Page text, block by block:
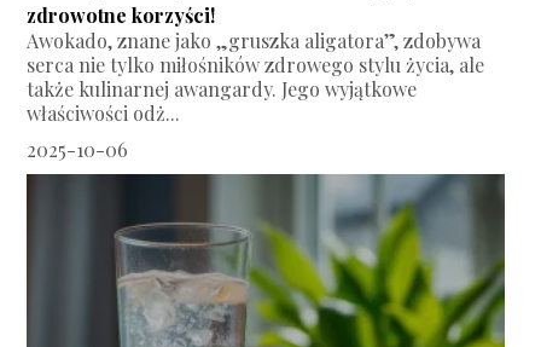
zdrowotne korzyści!
Awokado, znane jako „gruszka aligatora”, zdobywa
serca nie tylko miłośników zdrowego stylu życia, ale
także kulinarnej awangardy. Jego wyjątkowe
właściwości odż...
2025-10-06